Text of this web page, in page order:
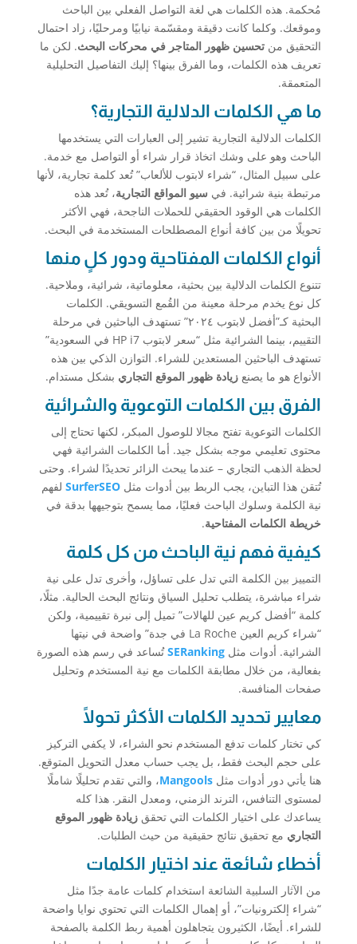
مُحكمة. هذه الكلمات هي لغة التواصل الفعلي بين الباحث
وموقعك. وكلما كانت دقيقة ومقسّمة نيابيًا ومرحليًا، زاد احتمال
التحقيق من تحسين ظهور المتاجر في محركات البحث. لكن ما
تعريف هذه الكلمات، وما الفرق بينها؟ إليك التفاصيل التحليلية
المتعمقة.
ما هي الكلمات الدلالية التجارية؟
الكلمات الدلالية التجارية تشير إلى العبارات التي يستخدمها
الباحث وهو على وشك اتخاذ قرار شراء أو التواصل مع خدمة.
على سبيل المثال، “شراء لابتوب للألعاب” تُعد كلمة تجارية، لأنها
مرتبطة بنية شرائية. في سيو المواقع التجارية، تُعد هذه
الكلمات هي الوقود الحقيقي للحملات الناجحة، فهي الأكثر
تحويلًا من بين كافة أنواع المصطلحات المستخدمة في البحث.
أنواع الكلمات المفتاحية ودور كلٍ منها
تتنوع الكلمات الدلالية بين بحثية، معلوماتية، شرائية، وملاحية.
كل نوع يخدم مرحلة معينة من القُمع التسويقي. الكلمات
البحثية كـ”أفضل لابتوب ٢٠٢٤” تستهدف الباحثين في مرحلة
التقييم، بينما الشرائية مثل “سعر لابتوب HP i7 في السعودية”
تستهدف الباحثين المستعدين للشراء. التوازن الذكي بين هذه
الأنواع هو ما يصنع زيادة ظهور الموقع التجاري بشكل مستدام.
الفرق بين الكلمات التوعوية والشرائية
الكلمات التوعوية تفتح مجالا للوصول المبكر، لكنها تحتاج إلى
محتوى تعليمي موجه بشكل جيد. أما الكلمات الشرائية فهي
لحظة الذهب التجاري – عندما يبحث الزائر تحديدًا لشراء. وحتى
تُتقن هذا التباين، يجب الربط بين أدوات مثل SurferSEOلفهم
نية الكلمة وسلوك الباحث فعليًا، مما يسمح بتوجيهها بدقة في
خريطة الكلمات المفتاحية.
كيفية فهم نية الباحث من كل كلمة
التمييز بين الكلمة التي تدل على تساؤل، وأخرى تدل على نية
شراء مباشرة، يتطلب تحليل السياق ونتائج البحث الحالية. مثلًا،
كلمة “أفضل كريم عين للهالات” تميل إلى نبرة تقييمية، ولكن
“شراء كريم العين La Roche في جدة” واضحة في نيتها
الشرائية. أدوات مثل SERankingتُساعد في رسم هذه الصورة
بفعالية، من خلال مطابقة الكلمات مع نية المستخدم وتحليل
صفحات المنافسة.
معايير تحديد الكلمات الأكثر تحولًا
كي تختار كلمات تدفع المستخدم نحو الشراء، لا يكفي التركيز
على حجم البحث فقط، بل يجب حساب معدل التحويل المتوقع.
هنا يأتي دور أدوات مثل Mangools، والتي تقدم تحليلًا شاملًا
لمستوى التنافس، الترند الزمني، ومعدل النقر. هذا كله
يساعدك على اختيار الكلمات التي تحقق زيادة ظهور الموقع
التجاري مع تحقيق نتائج حقيقية من حيث الطلبات.
أخطاء شائعة عند اختيار الكلمات
من الآثار السلبية الشائعة استخدام كلمات عامة جدًا مثل
“شراء إلكترونيات”، أو إهمال الكلمات التي تحتوي نوايا واضحة
للشراء. أيضًا، الكثيرون يتجاهلون أهمية ربط الكلمة بالصفحة